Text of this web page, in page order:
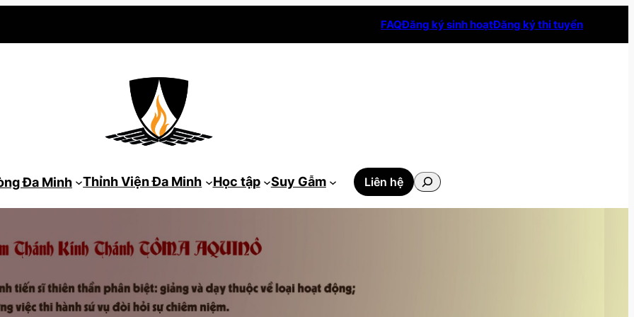
FAQĐăng ký sinh hoạtĐăng ký thi tuyển
Đa Minh Thỉnh Viện Đa Minh Học tập Suy Gẫm Liên hệ
Tìm
kiếm